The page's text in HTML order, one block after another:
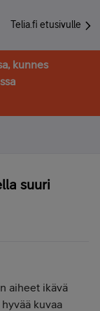
Telia.fi etusivulle
kunnes
suuri
aiheet ikävä
kuvaa